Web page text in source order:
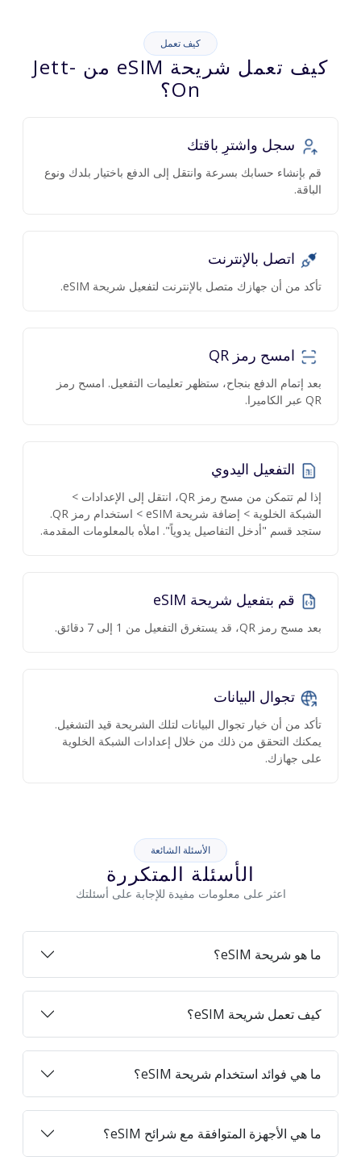
كيف تعمل
كيف تعمل شريحة eSIM من Jett-
On؟
سجل واشترِ باقتك
قم بإنشاء حسابك بسرعة وانتقل إلى الدفع باختيار بلدك ونوع
الباقة.
اتصل بالإنترنت
تأكد من أن جهازك متصل بالإنترنت لتفعيل شريحة eSIM.
امسح رمز QR
بعد إتمام الدفع بنجاح، ستظهر تعليمات التفعيل. امسح رمز
QR عبر الكاميرا.
التفعيل اليدوي
إذا لم تتمكن من مسح رمز QR، انتقل إلى الإعدادات >
الشبكة الخلوية > إضافة شريحة eSIM > استخدام رمز QR.
ستجد قسم "أدخل التفاصيل يدوياً". املأه بالمعلومات المقدمة.
قم بتفعيل شريحة eSIM
بعد مسح رمز QR، قد يستغرق التفعيل من 1 إلى 7 دقائق.
تجوال البيانات
تأكد من أن خيار تجوال البيانات لتلك الشريحة قيد التشغيل.
يمكنك التحقق من ذلك من خلال إعدادات الشبكة الخلوية
على جهازك.
الأسئلة الشائعة
الأسئلة المتكررة
اعثر على معلومات مفيدة للإجابة على أسئلتك
ما هو شريحة eSIM؟
كيف تعمل شريحة eSIM؟
ما هي فوائد استخدام شريحة eSIM؟
ما هي الأجهزة المتوافقة مع شرائح eSIM؟